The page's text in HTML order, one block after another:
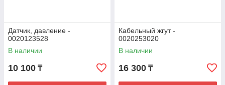
Датчик, давление -
0020123528
В наличии
10 100 ₸
Кабельный жгут -
0020253020
В наличии
16 300 ₸